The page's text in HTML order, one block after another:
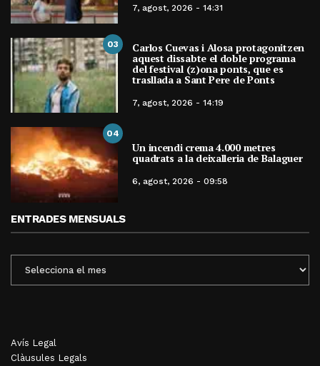
7, agost, 2026 - 14:31
03 Carlos Cuevas i Alosa protagonitzen
aquest dissabte el doble programa
del festival (z)ona ponts, que es
trasllada a Sant Pere de Ponts
7, agost, 2026 - 14:19
04
Un incendi crema 4.000 metres
quadrats a la deixalleria de Balaguer
6, agost, 2026 - 09:58
ENTRADES MENSUALS
MENSUALS
Avís Legal
Clàusules Legals